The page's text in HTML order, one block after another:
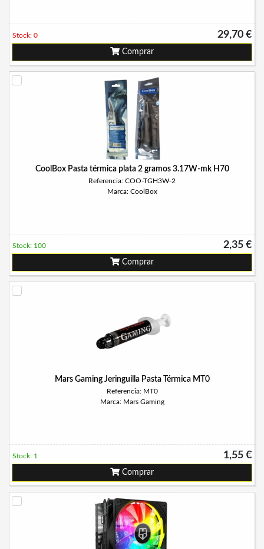
29,70 €
Stock: 0
Comprar
CoolBox Pasta térmica plata 2 gramos 3.17W-mk H70
Referencia: COO-TGH3W-2
Marca: CoolBox
2,35 €
Stock: 100
Comprar
Mars Gaming Jeringuilla Pasta Térmica MT0
Referencia: MT0
Marca: Mars Gaming
1,55 €
Stock: 1
Comprar